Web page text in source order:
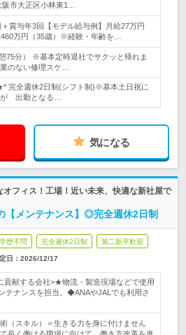
阪市大正区小林東1…
賞与年3回【モデル給与例】月給27万円
万円（35歳）※経験・年齢を…
75分） ※基本定時退社でサクッと帰れま
のない修理スケ…
完全週休2日制(シフト制)※基本土日祝に
が 出勤となる…
気になる
フィス！工場！近い未来、快適な新社屋で
【メンテナンス】◎完全週休2日制
学歴不問 完全週休2日制 第二新卒歓迎
日： 2026/12/17
貢献する会社>★物流・製造現場などで使用
テナンスを担当。◆ANAやJALでも利用さ
（スキル）＝生きる力を身に付けません
長く働ける職場に向けて、働き方改革を進